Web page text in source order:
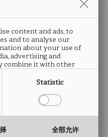
content and ads, to
and to analyse our
about your use of
advertising and
combine it with other
use of their services.
Statistic
全部允许